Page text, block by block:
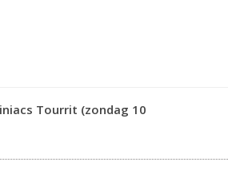
Tourrit (zondag 10